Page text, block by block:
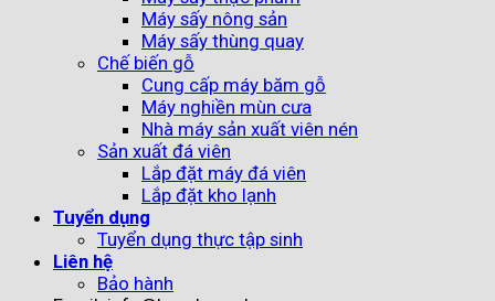
Máy sấy nông sản
Máy sấy thùng quay
Chế biến gỗ
Cung cấp máy băm gỗ
Máy nghiền mùn cưa
Nhà máy sản xuất viên nén
Sản xuất đá viên
Lắp đặt máy đá viên
Lắp đặt kho lạnh
Tuyển dụng
Tuyển dụng thực tập sinh
Liên hệ
Bảo hành